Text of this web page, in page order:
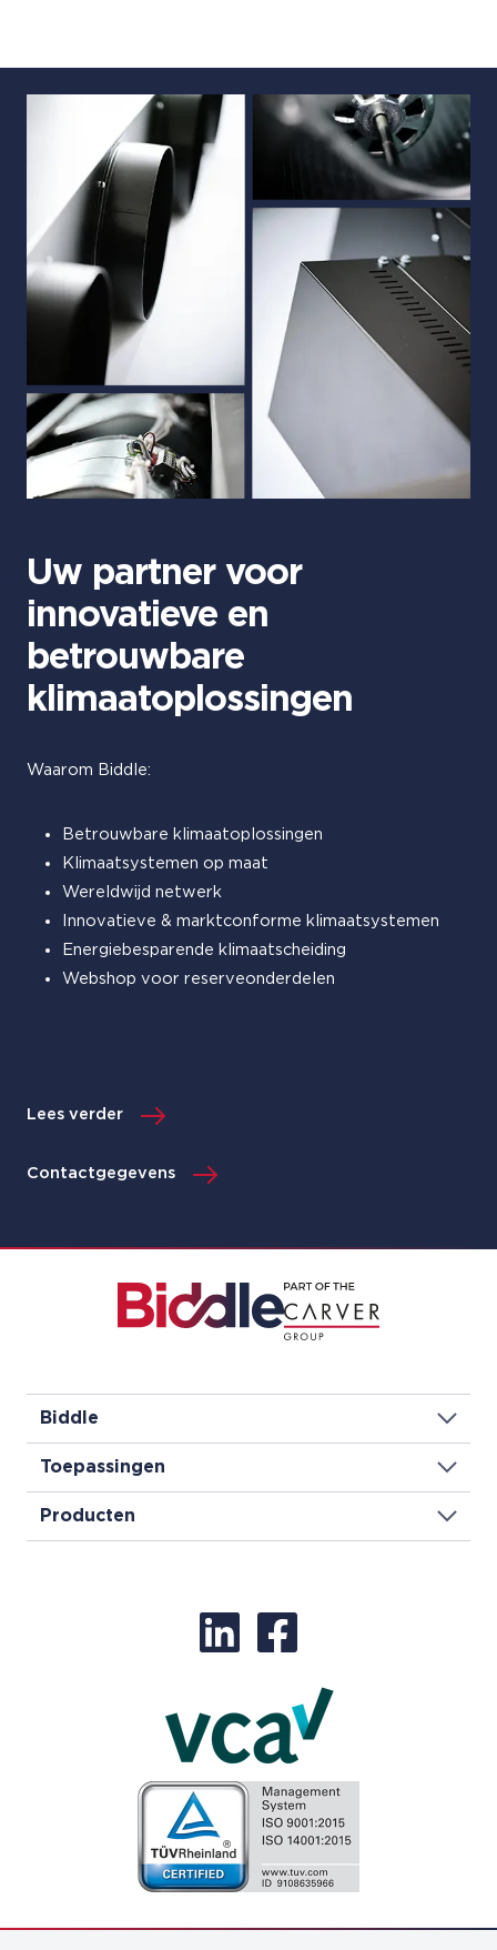
Uw partner voor
innovatieve en
betrouwbare
klimaatoplossingen
Waarom Biddle:
Betrouwbare klimaatoplossingen
Klimaatsystemen op maat
Wereldwijd netwerk
Innovatieve & marktconforme klimaatsystemen
Energiebesparende klimaatscheiding
Webshop voor reserveonderdelen
Lees verder
Contactgegevens
Biddle
Toepassingen
Producten